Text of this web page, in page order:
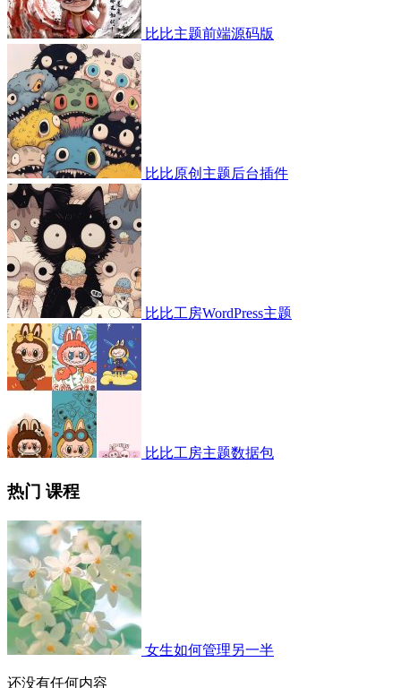
比比主题前端源码版
比比原创主题后台插件
比比工房WordPress主题
比比工房主题数据包
热门 课程
女生如何管理另一半
还没有任何内容